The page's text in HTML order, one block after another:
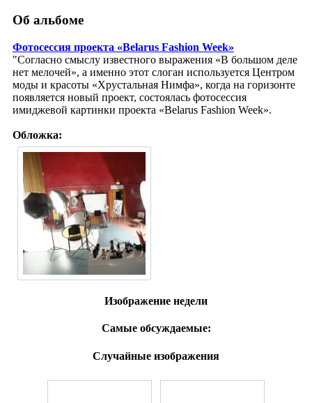
Об альбоме
Фотосессия проекта «Belarus Fashion Week»
"Согласно смыслу известного выражения «В большом деле
нет мелочей», а именно этот слоган используется Центром
моды и красоты «Хрустальная Нимфа», когда на горизонте
появляется новый проект, состоялась фотосессия
имиджевой картинки проекта «Belarus Fashion Week».
Обложка:
Изображение недели
Самые обсуждаемые:
Случайные изображения